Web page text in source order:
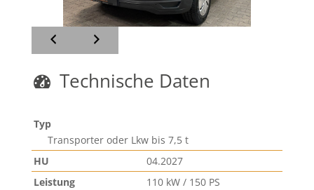
Technische Daten
Typ
Transporter oder Lkw bis 7,5 t
HU
04.2027
Leistung
110 kW / 150 PS